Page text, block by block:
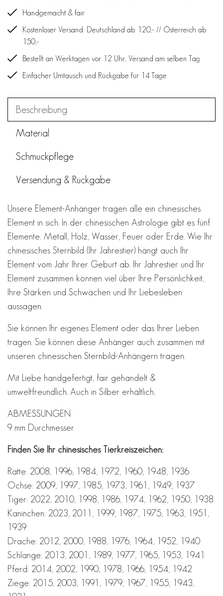
Handgemacht & fair
Kostenloser Versand: Deutschland ab 120,- // Österreich ab
150,-
Bestellt an Werktagen vor 12 Uhr, Versand am selben Tag
Einfacher Umtausch und Rückgabe für 14 Tage
Beschreibung
Material
Schmuckpflege
Versendung & Rückgabe
Unsere Element-Anhänger tragen alle ein chinesisches
Element in sich. In der chinesischen Astrologie gibt es fünf
Elemente: Metall, Holz, Wasser, Feuer oder Erde. Wie Ihr
chinesisches Sternbild (Ihr Jahrestier) hängt auch Ihr
Element vom Jahr Ihrer Geburt ab. Ihr Jahrestier und Ihr
Element zusammen können viel über Ihre Persönlichkeit,
Ihre Stärken und Schwächen und Ihr Liebesleben
aussagen.
Sie können Ihr eigenes Element oder das Ihrer Lieben
tragen. Sie können diese Anhänger auch zusammen mit
unseren chinesischen Sternbild-Anhängern tragen.
Mit Liebe handgefertigt, fair gehandelt &
umweltfreundlich. Auch in Silber erhältlich..
ABMESSUNGEN
9 mm Durchmesser
Finden Sie Ihr chinesisches Tierkreiszeichen:
Ratte: 2008, 1996, 1984, 1972, 1960, 1948, 1936
Ochse: 2009, 1997, 1985, 1973, 1961, 1949, 1937
Tiger: 2022, 2010, 1998, 1986, 1974, 1962, 1950, 1938
Kaninchen: 2023, 2011, 1999, 1987, 1975, 1963, 1951,
1939
Drache: 2012, 2000, 1988, 1976, 1964, 1952, 1940
Schlange: 2013, 2001, 1989, 1977, 1965, 1953, 1941
Pferd: 2014, 2002, 1990, 1978, 1966, 1954, 1942
Ziege: 2015, 2003, 1991, 1979, 1967, 1955, 1943,